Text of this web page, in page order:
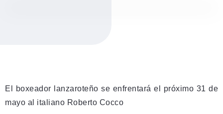
El boxeador lanzaroteño se enfrentará el próximo 31 de
mayo al italiano Roberto Cocco